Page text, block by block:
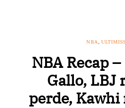
NBA,
NBA Recap
Gallo, LBJ
perde, Kawhi